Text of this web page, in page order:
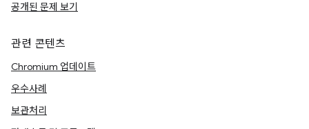
공개된 문제 보기
관련 콘텐츠
Chromium 업데이트
우수사례
보관처리